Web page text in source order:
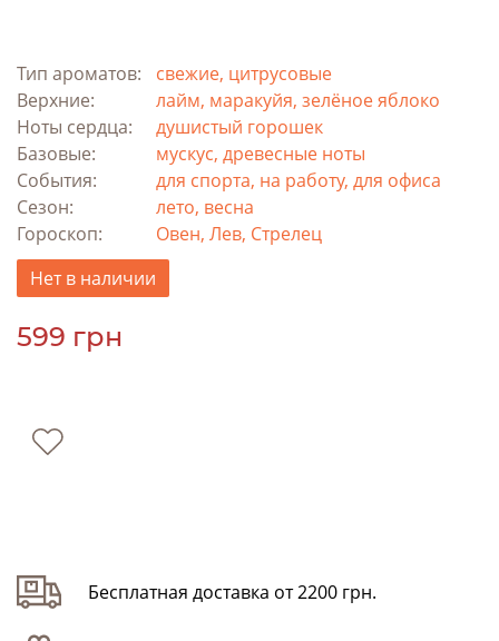
Тип ароматов:
свежие, цитрусовые
Верхние:
лайм, маракуйя, зелёное яблоко
Ноты сердца:
душистый горошек
Базовые:
мускус, древесные ноты
События:
для спорта, на работу, для офиса
Сезон:
лето, весна
Гороскоп:
Овен, Лев, Стрелец
Нет в наличии
599 грн
Бесплатная доставка от 2200 грн.